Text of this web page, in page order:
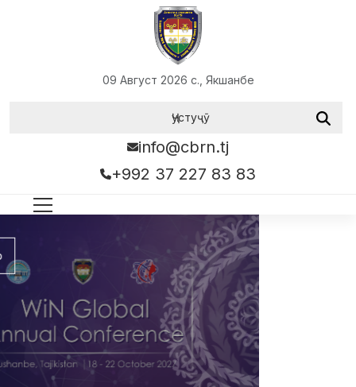
09 Август 2026 с., Якшанбе
info@cbrn.tj
+992 37 227 83 83
Муфассалтар